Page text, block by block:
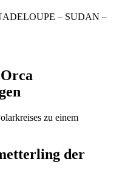
zu einem
der